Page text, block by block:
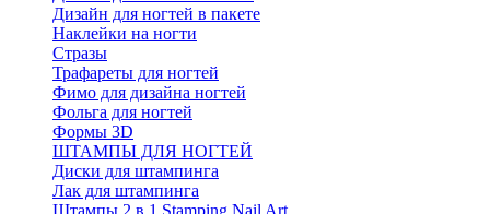
Дизайн для ногтей в пакете
Наклейки на ногти
Стразы
Трафареты для ногтей
Фимо для дизайна ногтей
Фольга для ногтей
Формы 3D
ШТАМПЫ ДЛЯ НОГТЕЙ
Диски для штампинга
Лак для штампинга
Штампы 2 в 1 Stamping Nail Art